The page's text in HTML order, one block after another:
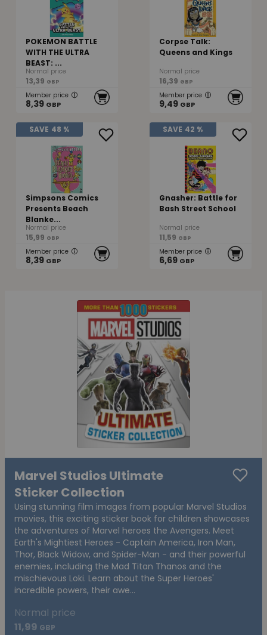
POKEMON BATTLE
WITH THE ULTRA
BEAST: ...
Normal price
13,39 GBP
Member price
8,39 GBP
Corpse Talk:
Queens and Kings
Normal price
16,39 GBP
Member price
9,49 GBP
SAVE 48 %
Simpsons Comics
Presents Beach
Blanke...
Normal price
15,99 GBP
Member price
8,39 GBP
SAVE 42 %
Gnasher: Battle for
Bash Street School
Normal price
11,59 GBP
Member price
6,69 GBP
Marvel Studios Ultimate
Sticker Collection
Using stunning film images from popular Marvel Studios
movies, this exciting sticker book for children showcases
the adventures of Marvel heroes the Avengers. Meet
Earth's Mightiest Heroes - Captain America, Iron Man,
Thor, Black Widow, and Spider-Man - and their powerful
enemies, including the Mad Titan Thanos and the
mischievous Loki. Learn about the Super Heroes'
incredible powers, their awe...
Normal price
11,99 GBP